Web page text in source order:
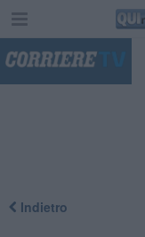
Indietro